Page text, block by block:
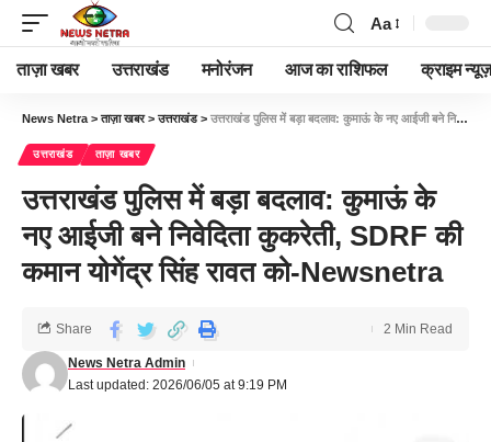
Aa
ताज़ा खबर उत्तराखंड मनोरंजन आज का राशिफल क्राइम न्यूज़
News Netra >ताज़ा खबर>उत्तराखंड> उत्तराखंड पुलिस में बड़ा बदलाव: कुमाऊं के नए आईजी बने निवेदिता कुकरेती, SDRF की कमान योगेंद्र सिंह रावत को-Newsnetra
उत्तराखंड ताज़ा खबर
उत्तराखंड पुलिस में बड़ा बदलाव: कुमाऊं के
नए आईजी बने निवेदिता कुकरेती, SDRF की
कमान योगेंद्र सिंह रावत को-Newsnetra
Last updated: 2026/06/05 at 9:19 PM
News Netra Admin
Share 2 Min Read